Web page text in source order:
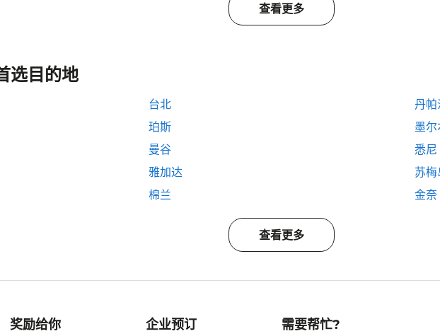
查看更多
选目的地
台北
丹帕
珀斯
墨尔
曼谷
悉尼
雅加达
苏梅
棉兰 金奈
查看更多
奖励给你 企业预订 需要帮忙?